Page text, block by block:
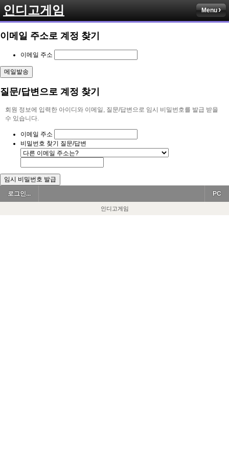
인디고게임 Menu
이메일 주소로 계정 찾기
이메일 주소
질문/답변으로 계정 찾기
회원 정보에 입력한 아이디와 이메일, 질문/답변으로 임시 비밀번호를 발급 받을
수 있습니다.
이메일 주소
비밀번호 찾기 질문/답변
로그인... PC
인디고게임